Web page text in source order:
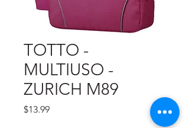
TOTTO -
MULTIUSO -
ZURICH M89
$13.99Precio